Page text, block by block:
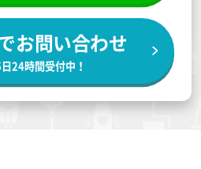
お問い合わせ
24時間受付中！